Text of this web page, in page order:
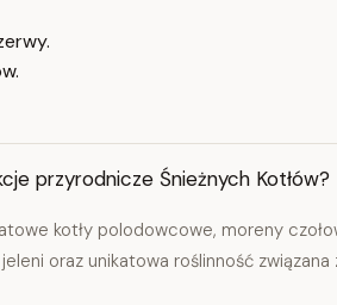
przyrodnicze Śnieżnych Kotłów?
kotły polodowcowe, moreny
oraz unikatowa roślinność związana